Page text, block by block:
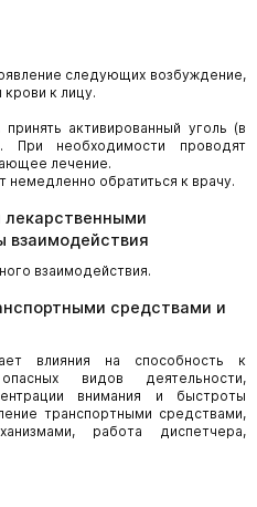
следующих возбуждение,
к лицу.
активированный уголь (в
При необходимости проводят
лечение.
немедленно обратиться к врачу.
лекарственными
взаимодействия
взаимодействия.
средствами и
влияния на способность к
видов деятельности,
внимания и быстроты
транспортными средствами,
работа диспетчера,